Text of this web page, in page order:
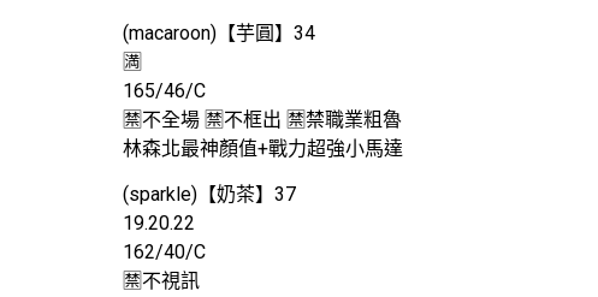
(macaroon)【芋圓】34
🈵️
165/46/C
🈲️不全場 🈲️不框出 🈲️禁職業粗魯
林森北最神顏值+戰力超強小馬達
(sparkle)【奶茶】37
19.20.22
162/40/C
🈲️不視訊